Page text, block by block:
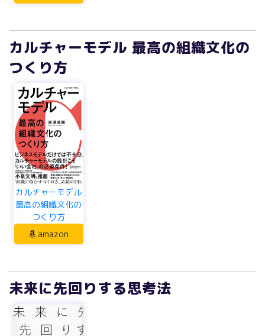
カルチャーモデル 最高の組織文化の
つくり方
カルチャーモデル
最高の組織文化の
つくり方
amazon
未来に先回りする思考法